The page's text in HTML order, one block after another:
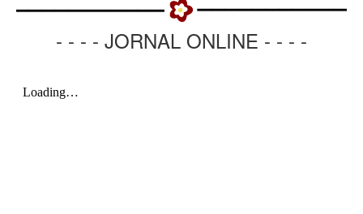
- - - - JORNAL ONLINE - - - -